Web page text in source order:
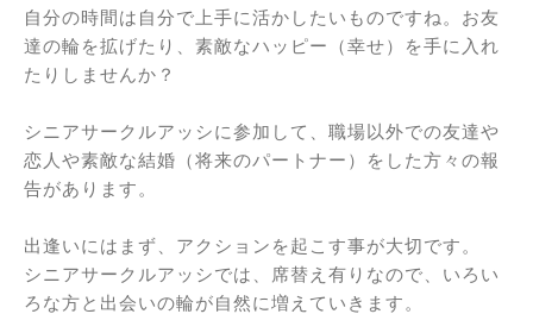
自分の時間は自分で上手に活かしたいものですね。お友
達の輪を拡げたり、素敵なハッピー（幸せ）を手に入れ
たりしませんか？
シニアサークルアッシに参加して、職場以外での友達や
恋人や素敵な結婚（将来のパートナー）をした方々の報
告があります。
出逢いにはまず、アクションを起こす事が大切です。
シニアサークルアッシでは、席替え有りなので、いろい
ろな方と出会いの輪が自然に増えていきます。